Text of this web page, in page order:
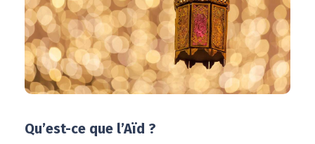
Qu’est-ce que l’Aïd ?